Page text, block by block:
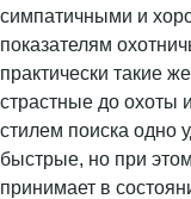
симпатичными и
показателям
практически такие
страстные до охоты
стилем поиска одно
быстрые, но при
принимает в